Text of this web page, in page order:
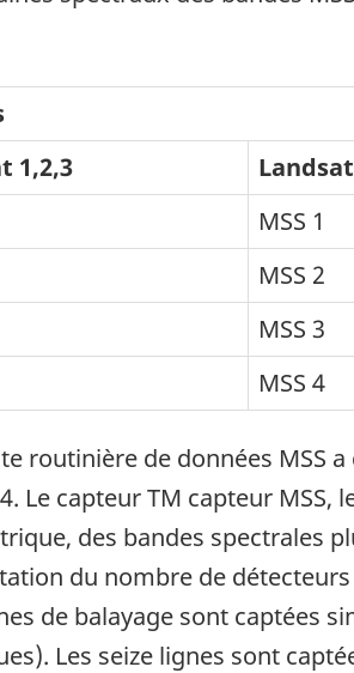
1,2,3
MSS 1
MSS 2
MSS 3
MSS 4
routinière de données MSS
Le capteur TM capteur
des bandes spectrales
du nombre de
de balayage sont captées
Les seize lignes sont